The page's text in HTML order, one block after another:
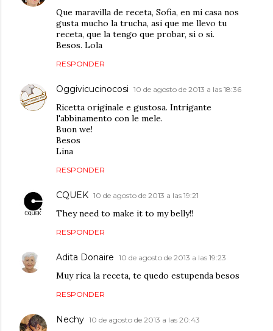
Que maravilla de receta, Sofia, en mi casa nos
gusta mucho la trucha, asi que me llevo tu
receta, que la tengo que probar, si o si.
Besos. Lola
RESPONDER
Oggivicucinocosi 10 de agosto de 2013 a las 18:36
Ricetta originale e gustosa. Intrigante
l'abbinamento con le mele.
Buon we!
Besos
Lina
RESPONDER
CQUEK 10 de agosto de 2013 a las 19:21
They need to make it to my belly!!
RESPONDER
Adita Donaire 10 de agosto de 2013 a las 19:23
Muy rica la receta, te quedo estupenda besos
RESPONDER
Nechy 10 de agosto de 2013 a las 20:43